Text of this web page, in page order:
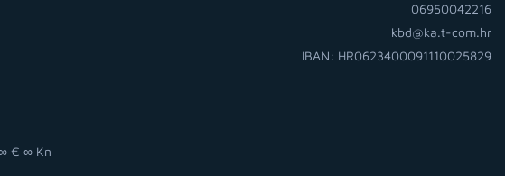
06950042216
kbd@ka.t-com.hr
IBAN: HR0623400091110025829
€ ∞ Kn